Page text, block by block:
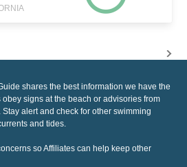
shares the best information we have the
obey signs at the beach or advisories from
alert and check for other swimming
and tides.
so Affiliates can help keep other